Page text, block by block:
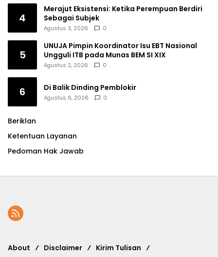
4
Merajut Eksistensi: Ketika Perempuan Berdiri
Sebagai Subjek
Agustus 3, 2026 0
5
UNUJA Pimpin Koordinator Isu EBT Nasional
Ungguli ITB pada Munas BEM SI XIX
Agustus 2, 2026 0
6 Di Balik Dinding Pemblokir
Agustus 6, 2026 0
Beriklan
Ketentuan Layanan
Pedoman Hak Jawab
About Disclaimer
Kirim Tulisan